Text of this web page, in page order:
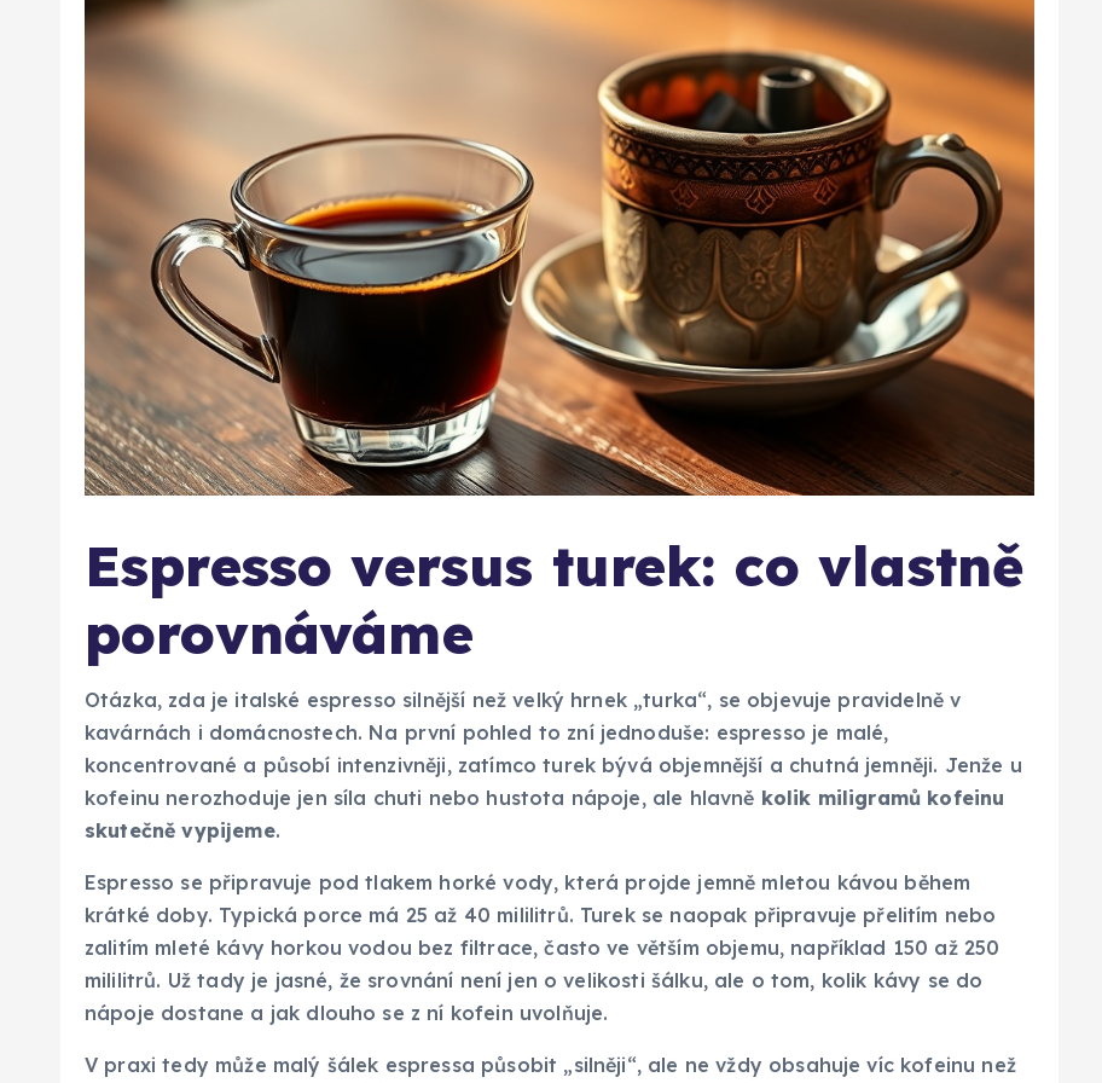
Espresso versus turek: co vlastně
porovnáváme
Otázka, zda je italské espresso silnější než velký hrnek „turka“, se objevuje pravidelně v
kavárnách i domácnostech. Na první pohled to zní jednoduše: espresso je malé,
koncentrované a působí intenzivněji, zatímco turek bývá objemnější a chutná jemněji. Jenže u
kofeinu nerozhoduje jen síla chuti nebo hustota nápoje, ale hlavně kolik miligramů kofeinu
skutečně vypijeme.
Espresso se připravuje pod tlakem horké vody, která projde jemně mletou kávou během
krátké doby. Typická porce má 25 až 40 mililitrů. Turek se naopak připravuje přelitím nebo
zalitím mleté kávy horkou vodou bez filtrace, často ve větším objemu, například 150 až 250
mililitrů. Už tady je jasné, že srovnání není jen o velikosti šálku, ale o tom, kolik kávy se do
nápoje dostane a jak dlouho se z ní kofein uvolňuje.
V praxi tedy může malý šálek espressa působit „silněji“, ale ne vždy obsahuje víc kofeinu než